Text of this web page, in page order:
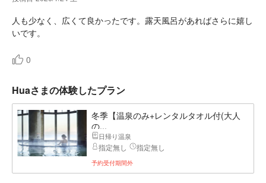
人も少なく、広くて良かったです。露天風呂があればさらに嬉し
いです。
0
Huaさまの体験したプラン
冬季【温泉のみ+レンタルタオル付(大人
の...
日帰り温泉
指定無し 指定無し
予約受付期間外